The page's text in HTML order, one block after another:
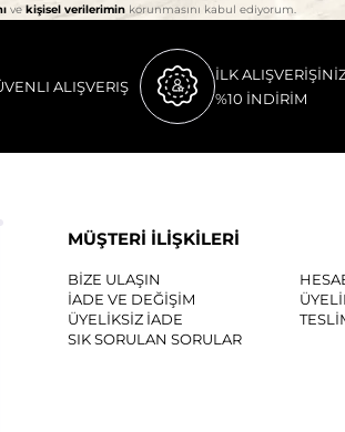
ve kişisel verilerimin korunmasını kabul ediyorum.
ALIŞVERIŞ
İLK
%10 İNDİRİM
MÜŞTERİ İLİŞKİLERİ
BİZE ULAŞIN
İADE VE DEĞİŞİM
ÜYELİKSİZ İADE
SIK SORULAN SORULAR